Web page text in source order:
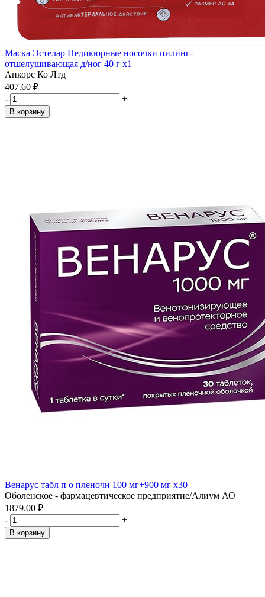
Маска Эстелар Педикюрные носочки пилинг-
отшелушивающая д/ног 40 г x1
Анкорс Ко Лтд
407.60 ₽
-
+
В корзину
Венарус табл п о пленочн 100 мг+900 мг x30
Оболенское - фармацевтическое предприятие/Алиум АО
1879.00 ₽
-
+
В корзину